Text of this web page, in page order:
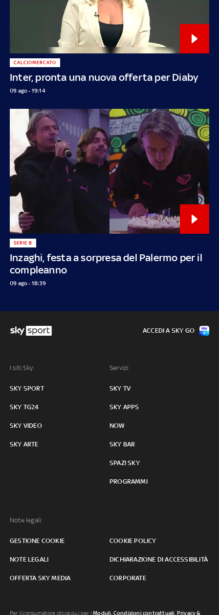
Inter, pronta una nuova offerta per Diaby
CALCIOMERCATO
09 ago - 19:14
Inzaghi, festa a sorpresa del Palermo per il
compleanno
SERIE B
09 ago - 18:39
I siti Sky:
SKY SPORT
SKY TG24
SKY VIDEO
SKY ARTE
Servizi:
SKY TV
SKY APPS
NOW
SKY BAR
SPAZI SKY
PROGRAMMI
Note legali:
GESTIONE COOKIE COOKIE POLICY
NOTE LEGALI DICHIARAZIONE DI ACCESSIBILITÀ
OFFERTA SKY MEDIA CORPORATE
ACCEDI A SKY GO
Per il consumatore clicca qui per iModuli, Condizioni contrattuali Privacy &